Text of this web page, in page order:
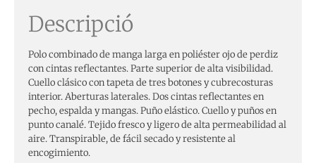
Descripció
Polo combinado de manga larga en poliéster ojo de perdiz
con cintas reflectantes. Parte superior de alta visibilidad.
Cuello clásico con tapeta de tres botones y cubrecosturas
interior. Aberturas laterales. Dos cintas reflectantes en
pecho, espalda y mangas. Puño elástico. Cuello y puños en
punto canalé. Tejido fresco y ligero de alta permeabilidad al
aire. Transpirable, de fácil secado y resistente al
encogimiento.